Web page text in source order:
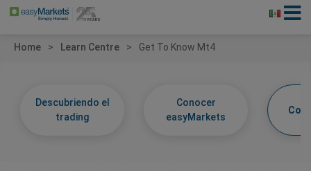
Home Learn Centre Get To Know Mt4
Descubriendo el
trading
Conocer
easyMarkets